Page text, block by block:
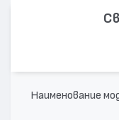
Наименование